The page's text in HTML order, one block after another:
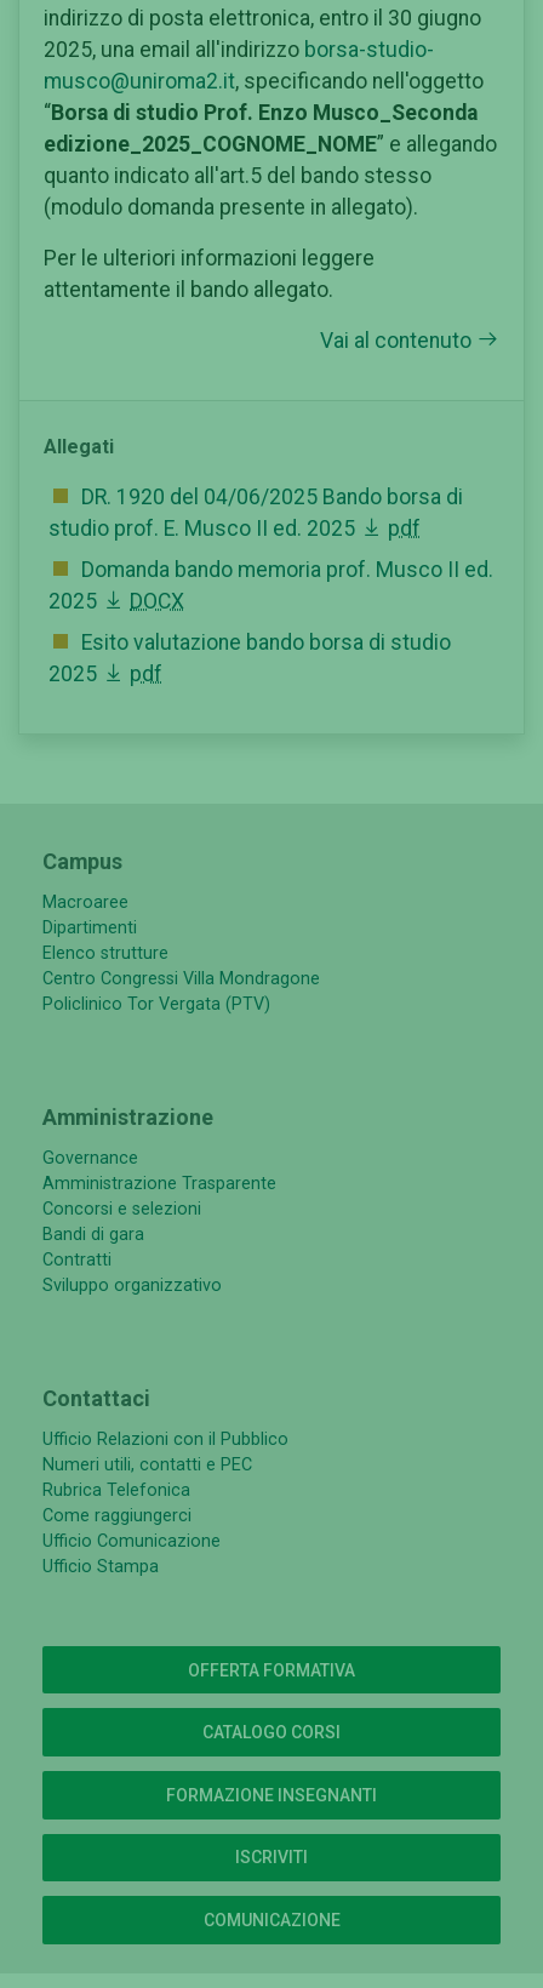
indirizzo di posta elettronica, entro il 30 giugno
2025, una email all'indirizzo borsa-studio-
musco@uniroma2.it, specificando nell'oggetto
“Borsa di studio Prof. Enzo Musco_Seconda
edizione_2025_COGNOME_NOME” e allegando
quanto indicato all'art.5 del bando stesso
(modulo domanda presente in allegato).
Per le ulteriori informazioni leggere
attentamente il bando allegato.
Vai al contenuto
Allegati
DR. 1920 del 04/06/2025 Bando borsa di
studio prof. E. Musco II ed. 2025
pdf
Domanda bando memoria prof. Musco II ed.
2025
DOCX
Esito valutazione bando borsa di studio
2025
pdf
Campus
Macroaree
Dipartimenti
Elenco strutture
Centro Congressi Villa Mondragone
Policlinico Tor Vergata (PTV)
Amministrazione
Governance
Amministrazione Trasparente
Concorsi e selezioni
Bandi di gara
Contratti
Sviluppo organizzativo
Contattaci
Ufficio Relazioni con il Pubblico
Numeri utili, contatti e PEC
Rubrica Telefonica
Come raggiungerci
Ufficio Comunicazione
Ufficio Stampa
OFFERTA FORMATIVA
CATALOGO CORSI
FORMAZIONE INSEGNANTI
ISCRIVITI
COMUNICAZIONE